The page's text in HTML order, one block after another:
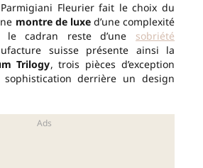
Fleurier fait le choix du
montre de luxed’une complexité
cadran reste d’une sobriété
suisse présente ainsi la
Trilogy, trois pièces d’exception
derrière un design